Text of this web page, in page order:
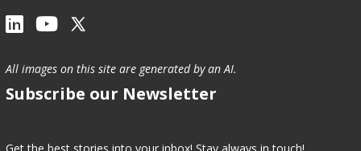
All images on this site are generated by an AI.
Subscribe our Newsletter